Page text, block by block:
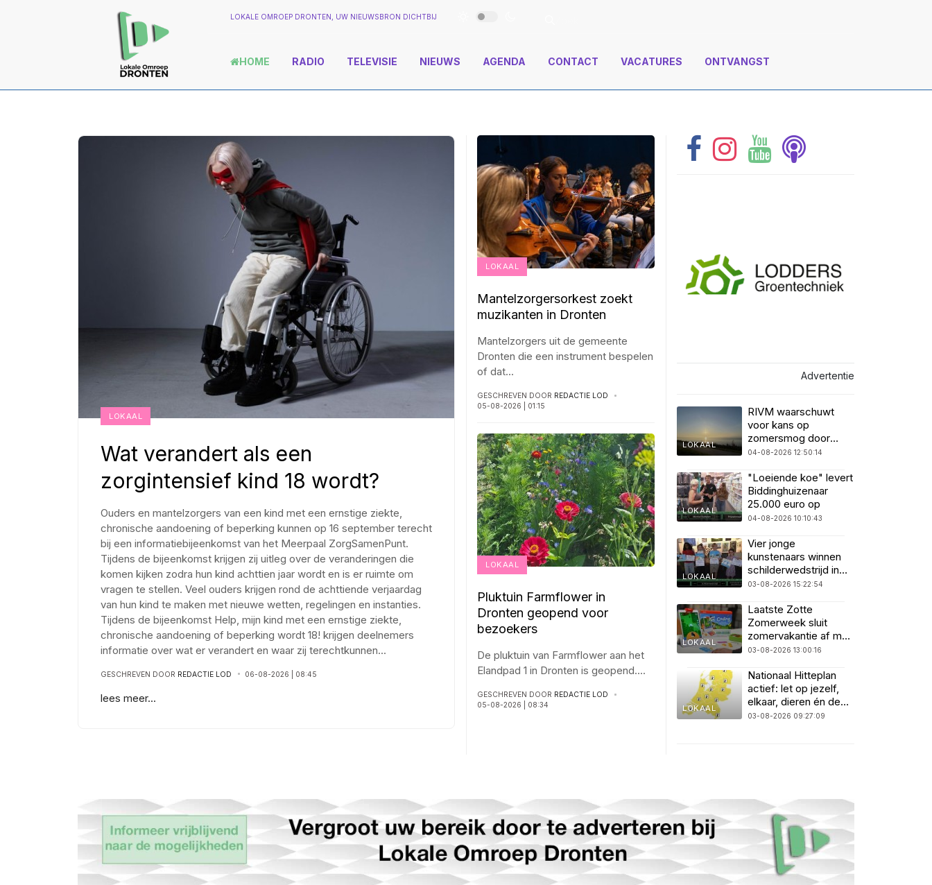
LOKALE OMROEP DRONTEN, UW NIEUWSBRON DICHTBIJ
HOME RADIO TELEVISIE NIEUWS AGENDA CONTACT VACATURES ONTVANGST
LOKAAL
Wat verandert als een
zorgintensief kind 18 wordt?
Ouders en mantelzorgers van een kind met een ernstige ziekte,
chronische aandoening of beperking kunnen op 16 september terecht
bij een informatiebijeenkomst van het Meerpaal ZorgSamenPunt.
Tijdens de bijeenkomst krijgen zij uitleg over de veranderingen die
komen kijken zodra hun kind achttien jaar wordt en is er ruimte om
vragen te stellen. Veel ouders krijgen rond de achttiende verjaardag
van hun kind te maken met nieuwe wetten, regelingen en instanties.
Tijdens de bijeenkomst Help, mijn kind met een ernstige ziekte,
chronische aandoening of beperking wordt 18! krijgen deelnemers
informatie over wat er verandert en waar zij terechtkunnen...
GESCHREVEN DOOR REDACTIE LOD 06-08-2026 | 08:45
lees meer...
LOKAAL
Mantelzorgersorkest zoekt
muzikanten in Dronten
Mantelzorgers uit de gemeente
Dronten die een instrument bespelen
of dat...
GESCHREVEN DOOR REDACTIE LOD
05-08-2026 | 01:15
LOKAAL
Pluktuin Farmflower in
Dronten geopend voor
bezoekers
De pluktuin van Farmflower aan het
Elandpad 1 in Dronten is geopend....
GESCHREVEN DOOR REDACTIE LOD
05-08-2026 | 08:34
Advertentie
LOKAAL
RIVM waarschuwt
voor kans op
zomersmog door
ozon
04-08-2026 12:50:14
LOKAAL
"Loeiende koe" levert
Biddinghuizenaar
25.000 euro op
04-08-2026 10:10:43
LOKAAL
Vier jonge
kunstenaars winnen
schilderwedstrijd in
SuyderSee
03-08-2026 15:22:54
LOKAAL
Laatste Zotte
Zomerweek sluit
zomervakantie af met
spel, techniek en
03-08-2026 13:00:16
LOKAAL
Nationaal Hitteplan
actief: let op jezelf,
elkaar, dieren én de
natuur
03-08-2026 09:27:09